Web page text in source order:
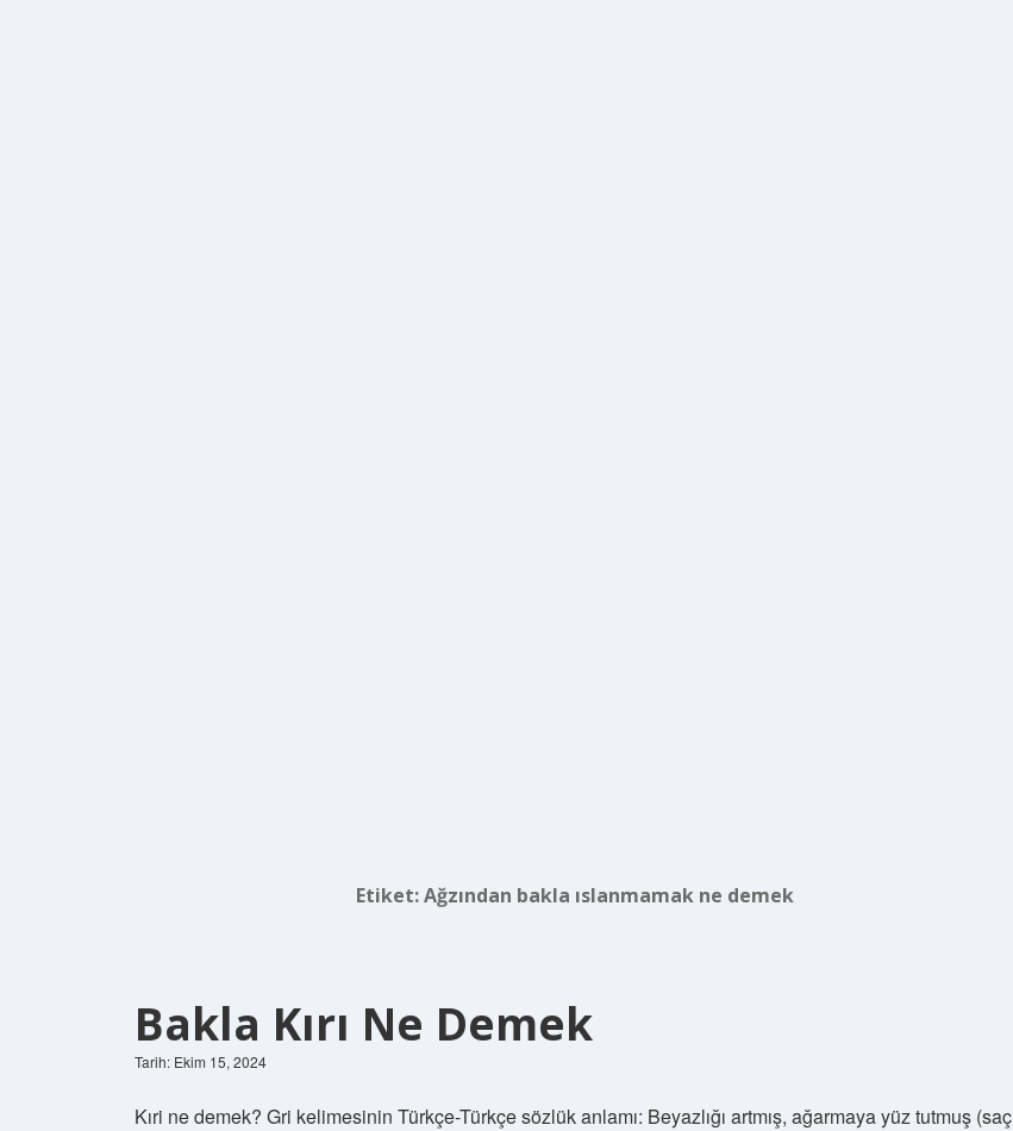
Etiket:Ağzından bakla ıslanmamak ne demek
Bakla Kırı Ne Demek
Tarih: Ekim 15, 2024
Kıri ne demek? Gri kelimesinin Türkçe-Türkçe sözlük anlamı: Beyazlığı artmış, ağarmaya yüz tutmuş (saç